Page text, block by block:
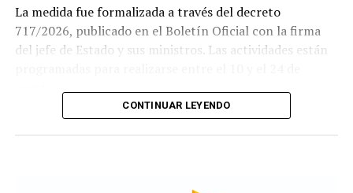
La medida fue formalizada a través del decreto
717/2026, publicado en el Boletín Oficial con la firma
del jefe de Estado y sus ministros. Las actividades están
Según los considerandos del decreto, el fin es
CONTINUAR LEYENDO